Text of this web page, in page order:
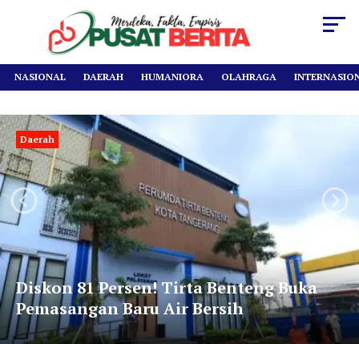
NASIONAL DAERAH HUMANIORA OLAHRAGA
Tirta Benteng Buka
Air Bersih
‎PKB Kota
Konsolidasi,
Baru
Previous Next